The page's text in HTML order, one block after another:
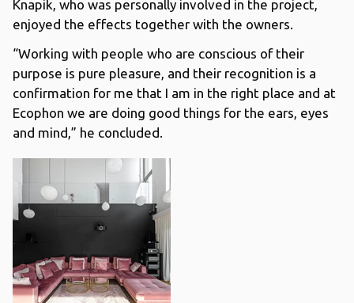
Knapik, who was personally involved in the project,
enjoyed the effects together with the owners.
“Working with people who are conscious of their
purpose is pure pleasure, and their recognition is a
confirmation for me that I am in the right place and at
Ecophon we are doing good things for the ears, eyes
and mind,” he concluded.